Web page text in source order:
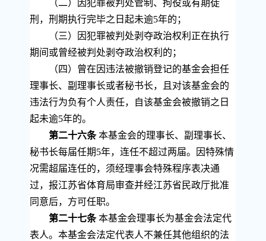
（二）因犯罪被判处管制、拘役或有期徒
刑，刑期执行完毕之日起未逾5年的；
（三）因犯罪被判处剥夺政治权利正在执行
期间或曾经被判处剥夺政治权利的；
（四）曾在因违法被撤销登记的基金会担任
理事长、副理事长或者秘书长，且对该基金会的
违法行为负有个人责任，自该基金会被撤销之日
起未逾5年的。
第二十六条 本基金会的理事长、副理事长、
秘书长每届任期5年，连任不超过两届。因特殊情
况需超届连任的，须经理事会特殊程序表决通
过，报江苏省体育局审查并经江苏省民政厅批准
同意后，方可任职。
第二十七条 本基金会理事长为基金会法定代
表人。本基金会法定代表人不兼任其他组织的法